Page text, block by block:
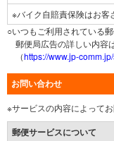
※バイク自賠責保険はお客
○いつもご利用されている
郵便局広告の詳しい内容
（https://www.jp-
お問い合わせ
※サービスの内容によって
郵便サービスについて